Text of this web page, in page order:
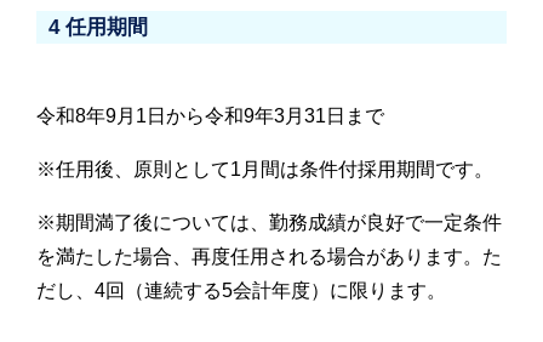
4 任用期間
令和8年9月1日から令和9年3月31日まで
※任用後、原則として1月間は条件付採用期間です。
※期間満了後については、勤務成績が良好で一定条件
を満たした場合、再度任用される場合があります。た
だし、4回（連続する5会計年度）に限ります。